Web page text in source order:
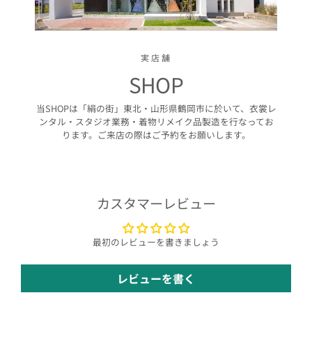
実店舗
SHOP
当SHOPは「絹の街」東北・山形県鶴岡市に於いて、衣裳レ
ンタル・スタジオ業務・着物リメイク品製造を行なってお
ります。ご来店の際はご予約をお願いします。
カスタマーレビュー
最初のレビューを書きましょう
レビューを書く